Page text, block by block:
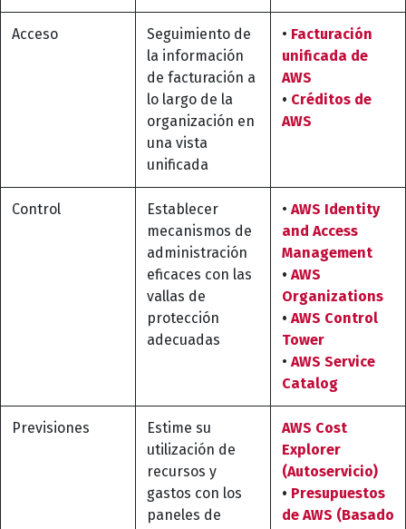
Acceso
Seguimiento de
la información
de facturación a
lo largo de la
organización en
una vista
unificada
• Facturación
unificada de
AWS
• Créditos de
AWS
Control
Establecer
mecanismos de
administración
eficaces con las
vallas de
protección
adecuadas
• AWS Identity
and Access
Management
• AWS
Organizations
• AWS Control
Tower
• AWS Service
Catalog
Previsiones
Estime su
utilización de
recursos y
gastos con los
paneles de
AWS Cost
Explorer
(Autoservicio)
• Presupuestos
de AWS (Basado